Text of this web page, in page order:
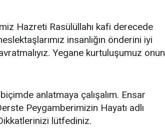
Hazreti Rasülüllahı kafi derecede
insanlığın önderini iyi
Yegane kurtuluşumuz onun
anlatmaya çalışalım. Ensar
Peygamberimizin Hayatı adlı
lütfediniz.